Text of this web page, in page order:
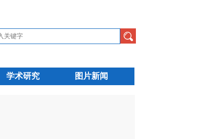
学术研究 图片新闻